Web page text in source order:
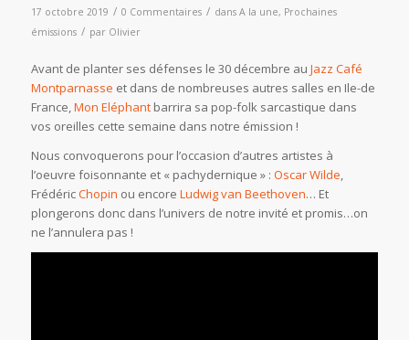
17 octobre 2019 / 0 Commentaires / dans A la une, Prochaines
émissions / par Olivier
Avant de planter ses défenses le 30 décembre au Jazz Café
Montparnasse et dans de nombreuses autres salles en Ile-de
France,Mon Eléphantbarrira sa pop-folk sarcastique dans
vos oreilles cette semaine dans notre émission !
Nous convoquerons pour l’occasion d’autres artistes à
l’oeuvre foisonnante et « pachydernique » : Oscar Wilde,
FrédéricChopin ou encore Ludwig van Beethoven… Et
plongerons donc dans l’univers de notre invité et promis…on
ne l’annulera pas !